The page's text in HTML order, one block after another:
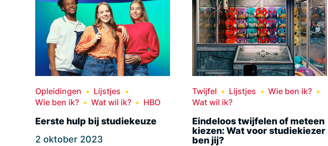
Opleidingen
Lijstjes
Wie ben ik?
Wat wil ik? HBO
Eerste hulp bij studiekeuze
2 oktober 2023
Twijfel Lijstjes
Wie ben ik?
Wat wil ik?
Eindeloos twijfelen of meteen
kiezen: Wat voor studiekiezer
ben jij?